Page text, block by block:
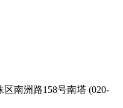
南洲路158号南塔 (020-